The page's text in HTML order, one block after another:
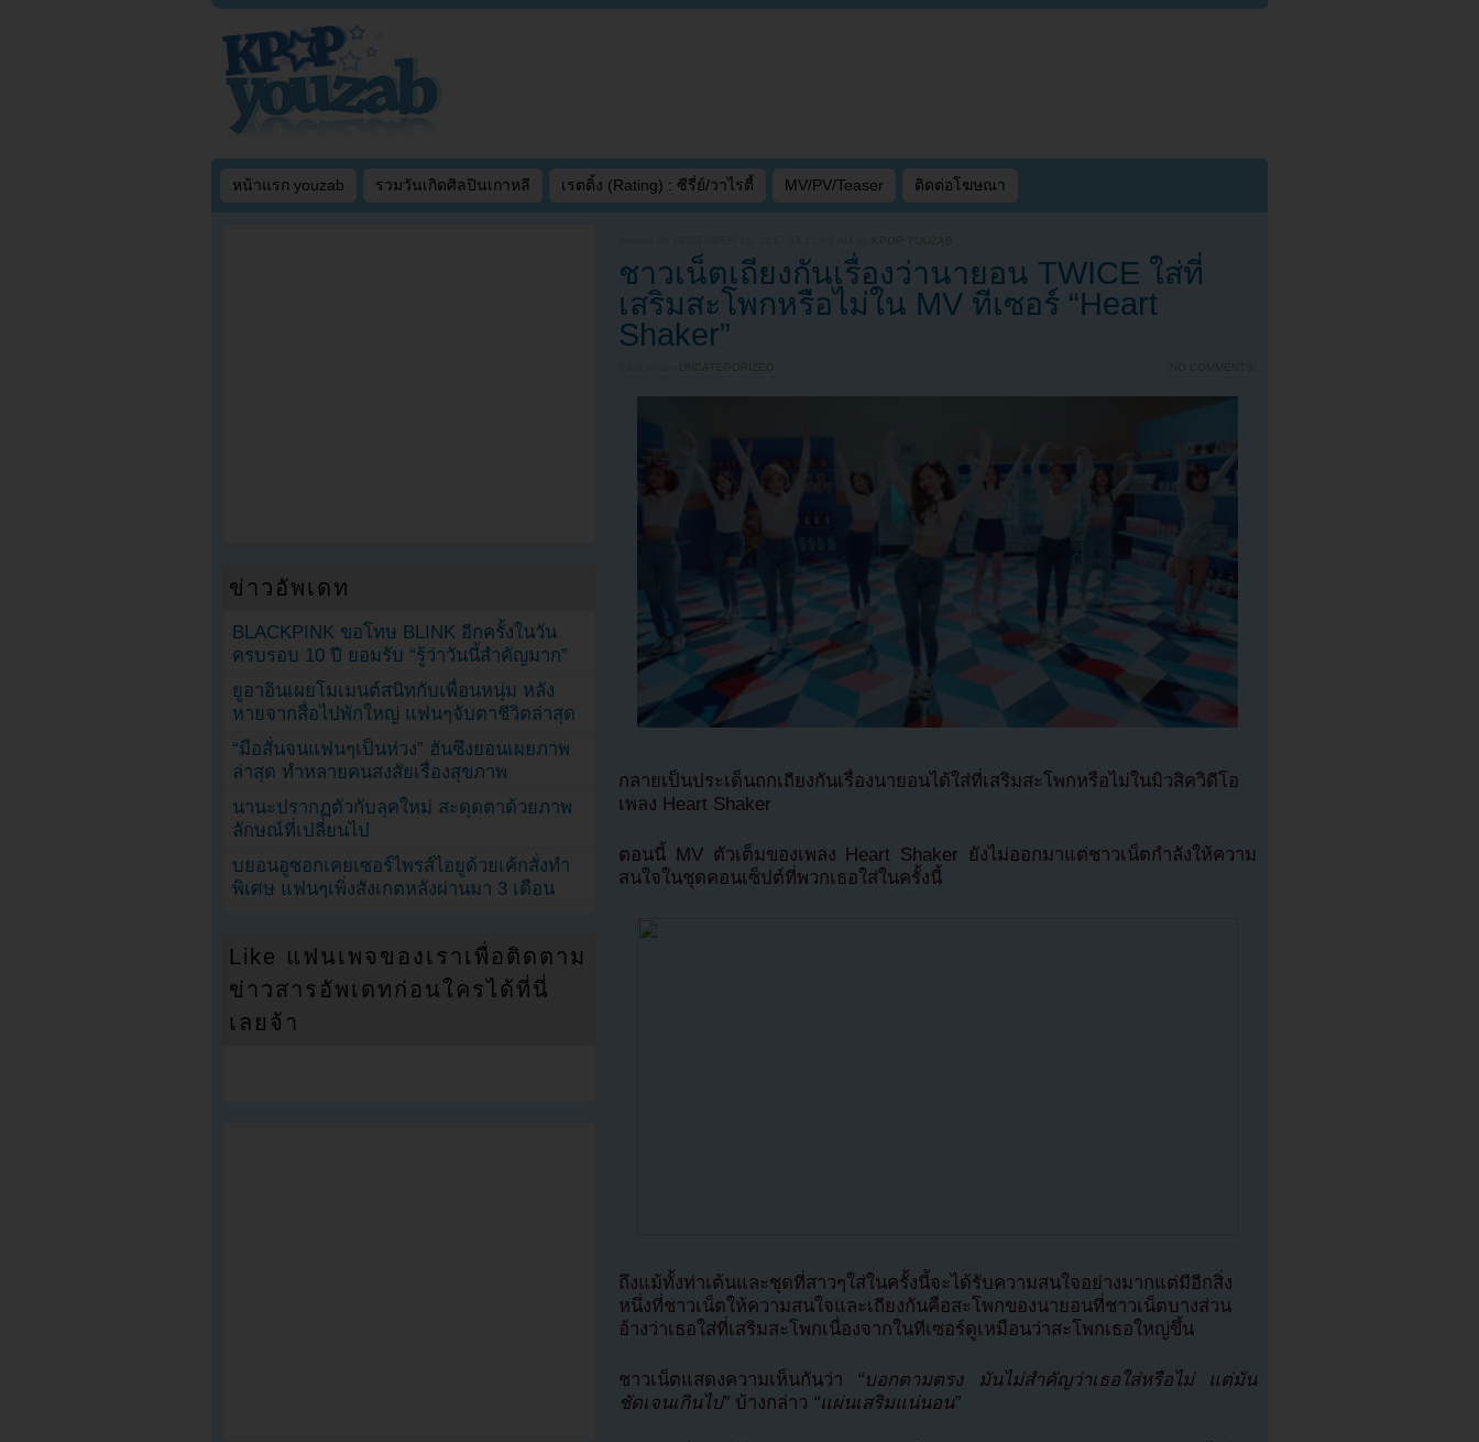
หน้าแรก youzab รวมวันเกิดศิลปินเกาหลี เรตติ้ง (Rating) : ซีรี่ย์/วาไรตี้ MV/PV/Teaser ติดต่อโฆษณา
KPOP YOUZAB
ชาวเน็ตเถียงกันเรื่องว่านายอน TWICE ใส่ที่
เสริมสะโพกหรือไม่ใน MV ทีเซอร์ “Heart
Shaker”
UNCATEGORIZED NO COMMENTS
กลายเป็นประเด็นถกเถียงกันเรื่องนายอนได้ใส่ที่เสริมสะโพกหรือไม่ในมิวสิควิดีโอ
เพลง Heart Shaker
ตอนนี้ MV ตัวเต็มของเพลง Heart Shaker ยังไม่ออกมาแต่ชาวเน็ตกำลังให้ความ
สนใจในชุดคอนเซ็ปต์ที่พวกเธอใส่ในครั้งนี้
ถึงแม้ทั้งท่าเต้นและชุดที่สาวๆใส่ในครั้งนี้จะได้รับความสนใจอย่างมากแต่มีอีกสิ่ง
หนึ่งที่ชาวเน็ตให้ความสนใจและเถียงกันคือสะโพกของนายอนที่ชาวเน็ตบางส่วน
อ้างว่าเธอใส่ที่เสริมสะโพกเนื่องจากในทีเซอร์ดูเหมือนว่าสะโพกเธอใหญ่ขึ้น
ชาวเน็ตแสดงความเห็นกันว่า “บอกตามตรง มันไม่สำคัญว่าเธอใส่หรือไม่ แต่มัน
ชัดเจนเกินไป” บ้างกล่าว “แผ่นเสริมแน่นอน”
ข่าวอัพเดท
BLACKPINK ขอโทษ BLINK อีกครั้งในวัน
ครบรอบ 10 ปี ยอมรับ “รู้ว่าวันนี้สำคัญมาก”
ยูอาอินเผยโมเมนต์สนิทกับเพื่อนหนุ่ม หลัง
หายจากสื่อไปพักใหญ่ แฟนๆจับตาชีวิตล่าสุด
“มือสั่นจนแฟนๆเป็นห่วง” ฮันซึงยอนเผยภาพ
ล่าสุด ทำหลายคนสงสัยเรื่องสุขภาพ
นานะปรากฏตัวกับลุคใหม่ สะดุดตาด้วยภาพ
ลักษณ์ที่เปลี่ยนไป
บยอนอูซอกเคยเซอร์ไพรส์ไอยูด้วยเค้กสั่งทำ
พิเศษ แฟนๆเพิ่งสังเกตหลังผ่านมา 3 เดือน
Like แฟนเพจของเราเพื่อติดตาม
ข่าวสารอัพเดทก่อนใครได้ที่นี่
เลยจ้า